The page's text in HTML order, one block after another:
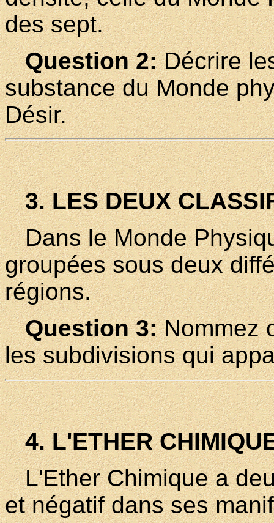
des sept.
Question 2:Décrire
substance du Monde
Désir.
3. LES DEUX
Dans le Monde
groupées sous deux
régions.
Question 3:Nommez
les subdivisions qui
4. L'ETHER
L'Ether Chimique a
et négatif dans ses